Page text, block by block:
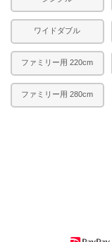
ワイドダブル
ファミリー用 220cm
ファミリー用 280cm